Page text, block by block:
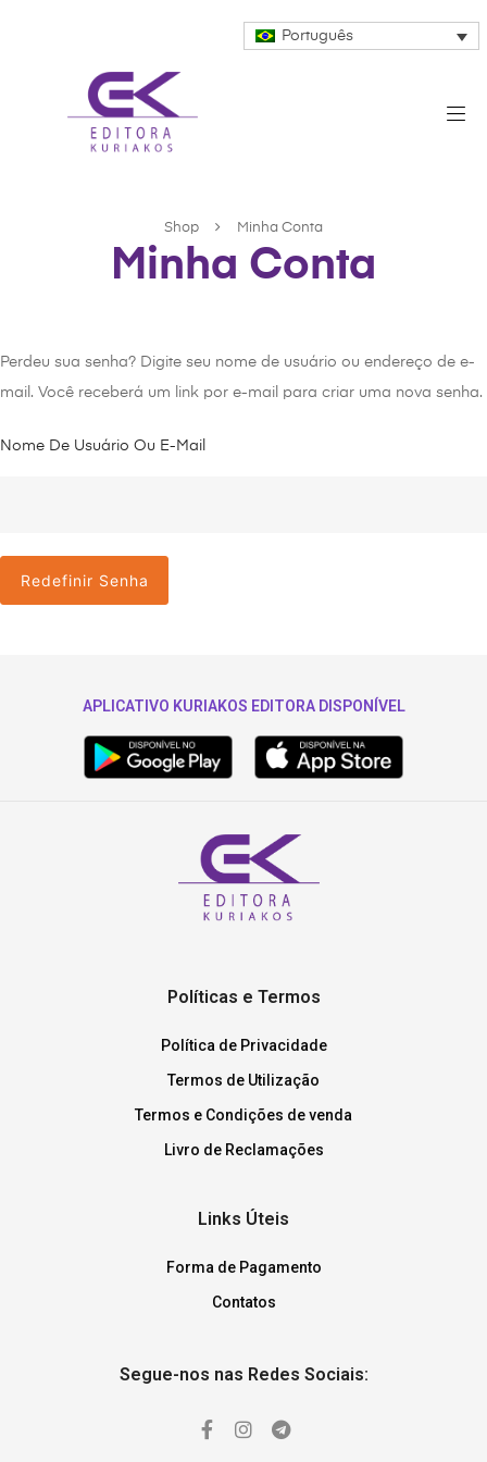
Português
Shop Minha Conta
Minha Conta
Perdeu sua senha? Digite seu nome de usuário ou endereço de e-
mail. Você receberá um link por e-mail para criar uma nova senha.
Nome De Usuário Ou E-Mail
Redefinir Senha
APLICATIVO KURIAKOS EDITORA DISPONÍVEL
Políticas e Termos
Política de Privacidade
Termos de Utilização
Termos e Condições de venda
Livro de Reclamações
Links Úteis
Forma de Pagamento
Contatos
Segue-nos nas Redes Sociais: